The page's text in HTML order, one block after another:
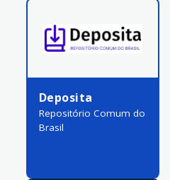
Deposita
Repositório Comum do
Brasil